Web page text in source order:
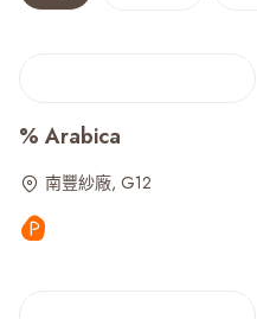
% Arabica
南豐紗廠, G12